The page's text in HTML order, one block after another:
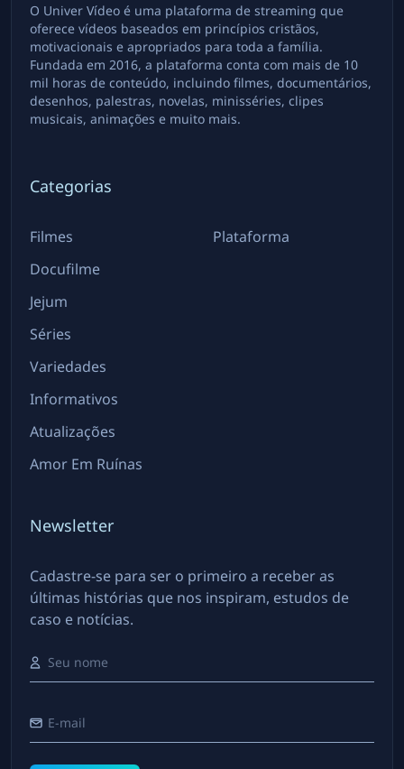
O Univer Vídeo é uma plataforma de streaming que
oferece vídeos baseados em princípios cristãos,
motivacionais e apropriados para toda a família.
Fundada em 2016, a plataforma conta com mais de 10
mil horas de conteúdo, incluindo filmes, documentários,
desenhos, palestras, novelas, minisséries, clipes
musicais, animações e muito mais.
Categorias
Filmes
Docufilme
Jejum
Séries
Variedades
Informativos
Atualizações
Amor Em Ruínas
Plataforma
Newsletter
Cadastre-se para ser o primeiro a receber as
últimas histórias que nos inspiram, estudos de
caso e notícias.